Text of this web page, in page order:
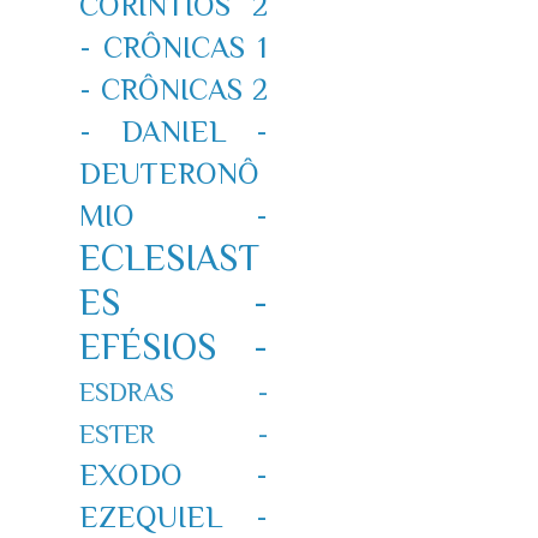
- CRÔNICAS 1
- CRÔNICAS 2
-
DANIEL -
DEUTERONÔ
MIO -
ECLESIAST
ES -
EFÉSIOS -
ESDRAS -
ESTER -
EXODO -
EZEQUIEL -